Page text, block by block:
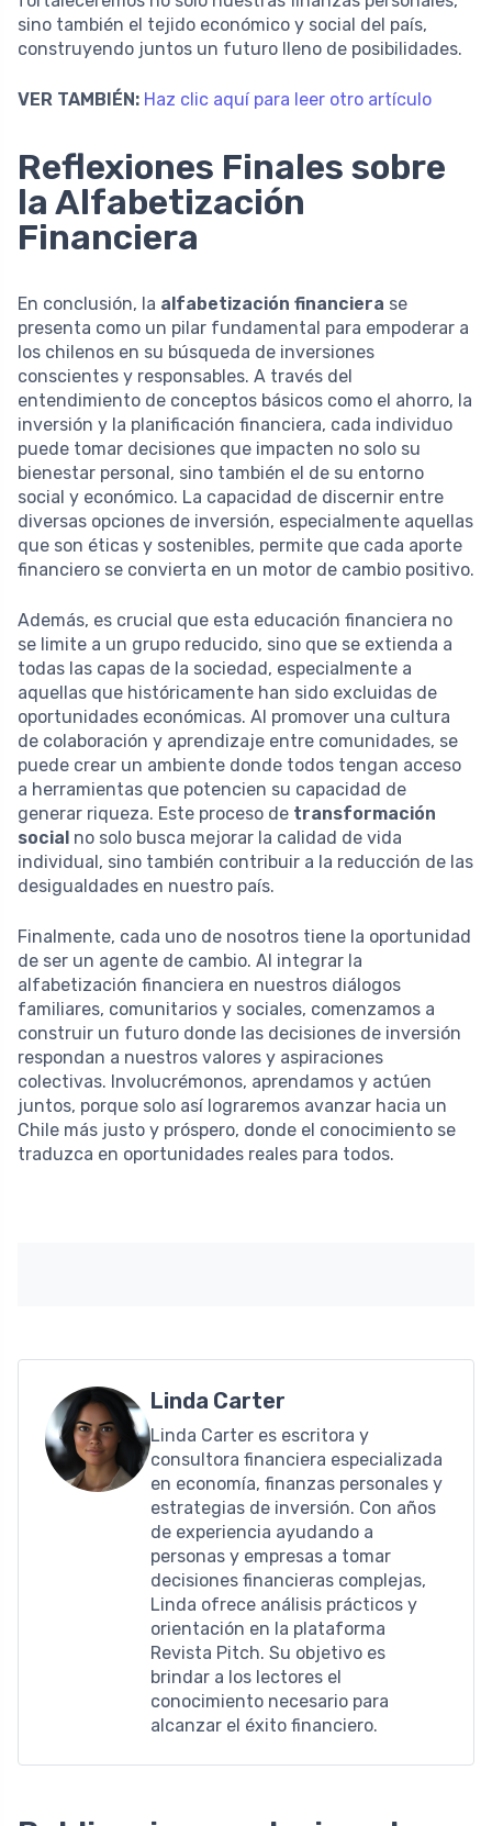
sino también el tejido económico y social del país,
construyendo juntos un futuro lleno de posibilidades.
VER TAMBIÉN: Haz clic aquí para leer otro artículo
Reflexiones Finales sobre
la Alfabetización
Financiera
En conclusión, la alfabetización financiera se
presenta como un pilar fundamental para empoderar a
los chilenos en su búsqueda de inversiones
conscientes y responsables. A través del
entendimiento de conceptos básicos como el ahorro, la
inversión y la planificación financiera, cada individuo
puede tomar decisiones que impacten no solo su
bienestar personal, sino también el de su entorno
social y económico. La capacidad de discernir entre
diversas opciones de inversión, especialmente aquellas
que son éticas y sostenibles, permite que cada aporte
financiero se convierta en un motor de cambio positivo.
Además, es crucial que esta educación financiera no
se limite a un grupo reducido, sino que se extienda a
todas las capas de la sociedad, especialmente a
aquellas que históricamente han sido excluidas de
oportunidades económicas. Al promover una cultura
de colaboración y aprendizaje entre comunidades, se
puede crear un ambiente donde todos tengan acceso
a herramientas que potencien su capacidad de
generar riqueza. Este proceso de transformación
social no solo busca mejorar la calidad de vida
individual, sino también contribuir a la reducción de las
desigualdades en nuestro país.
Finalmente, cada uno de nosotros tiene la oportunidad
de ser un agente de cambio. Al integrar la
alfabetización financiera en nuestros diálogos
familiares, comunitarios y sociales, comenzamos a
construir un futuro donde las decisiones de inversión
respondan a nuestros valores y aspiraciones
colectivas. Involucrémonos, aprendamos y actúen
juntos, porque solo así lograremos avanzar hacia un
Chile más justo y próspero, donde el conocimiento se
traduzca en oportunidades reales para todos.
Linda Carter
Linda Carter es escritora y
consultora financiera especializada
en economía, finanzas personales y
estrategias de inversión. Con años
de experiencia ayudando a
personas y empresas a tomar
decisiones financieras complejas,
Linda ofrece análisis prácticos y
orientación en la plataforma
Revista Pitch. Su objetivo es
brindar a los lectores el
conocimiento necesario para
alcanzar el éxito financiero.